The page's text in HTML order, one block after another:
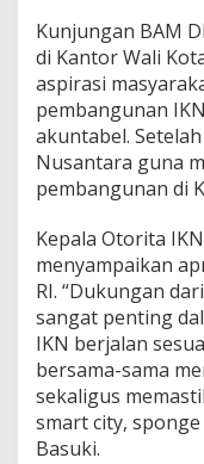
Kunjungan BAM
di Kantor Wali
aspirasi
pembangunan
akuntabel.
Nusantara guna
pembangunan di
Kepala Otorita
menyampaikan
RI. “Dukungan
sangat penting
IKN berjalan
bersama-sama
sekaligus
smart city,
Basuki.